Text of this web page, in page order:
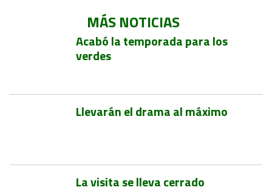
MÁS NOTICIAS
Acabó la temporada para los
verdes
Llevarán el drama al máximo
La visita se lleva cerrado